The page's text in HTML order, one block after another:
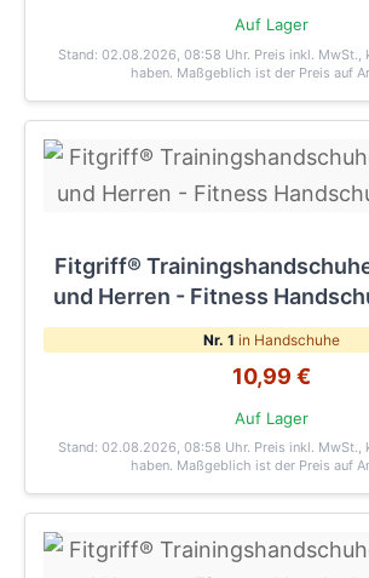
Auf Lager
Stand: 02.08.2026, 08:58 Uhr. Preis inkl. MwSt.,
haben. Maßgeblich ist der Preis auf
Fitgriff®
und Herren - Fitness
Nr. 1 in Handschuhe
10,99 €
Auf Lager
Stand: 02.08.2026, 08:58 Uhr. Preis inkl. MwSt.,
haben. Maßgeblich ist der Preis auf